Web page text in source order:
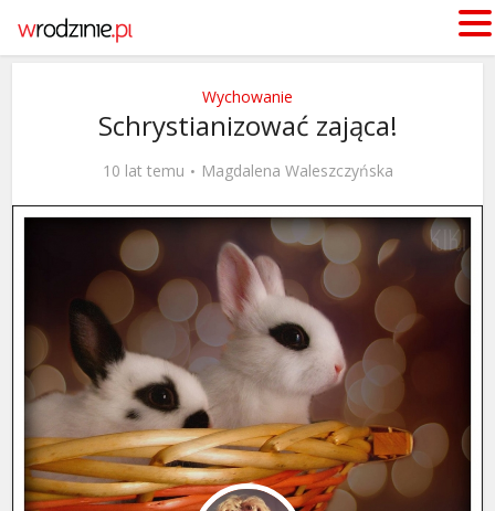
Wychowanie
Schrystianizować zająca!
10 lat temu Magdalena Waleszczyńska